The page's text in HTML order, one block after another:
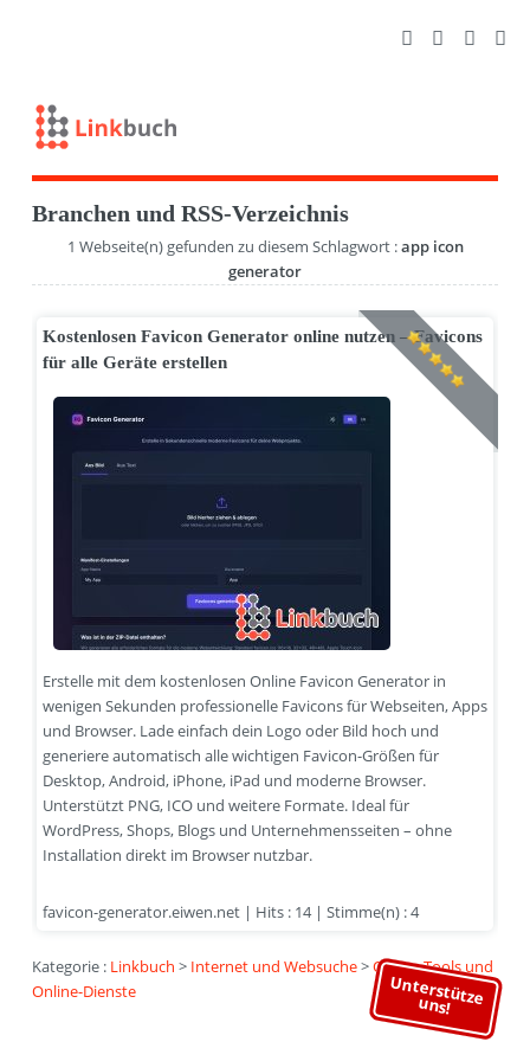
Unterstütze
uns!
Branchen und RSS-Verzeichnis
1 Webseite(n) gefunden zu diesem Schlagwort :app icon
generator
Kostenlosen Favicon Generator online nutzen – Favicons
für alle Geräte erstellen
Erstelle mit dem kostenlosen Online Favicon Generator in
wenigen Sekunden professionelle Favicons für Webseiten, Apps
und Browser. Lade einfach dein Logo oder Bild hoch und
generiere automatisch alle wichtigen Favicon-Größen für
Desktop, Android, iPhone, iPad und moderne Browser.
Unterstützt PNG, ICO und weitere Formate. Ideal für
WordPress, Shops, Blogs und Unternehmensseiten – ohne
Installation direkt im Browser nutzbar.
favicon-generator.eiwen.net | Hits : 14 | Stimme(n) : 4
Kategorie : Linkbuch > Internet und Websuche>Online-Tools und
Online-Dienste